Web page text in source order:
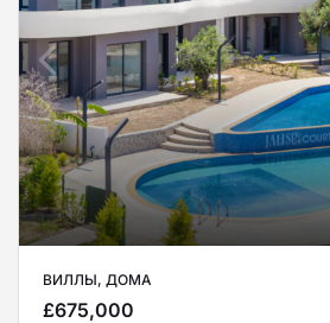
ВИЛЛЫ, ДОМА
£675,000